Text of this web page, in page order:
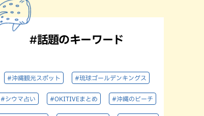
#話題のキーワード
#沖縄観光スポット #琉球ゴールデンキングス
#シウマ占い #OKITIVEまとめ #沖縄のビーチ